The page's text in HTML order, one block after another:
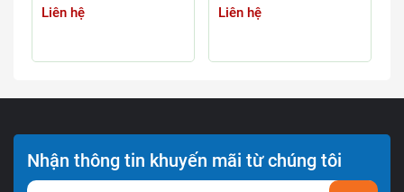
LASER
Liên hệ Liên hệ
Nhận thông tin khuyến mãi từ chúng tôi